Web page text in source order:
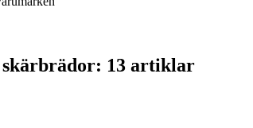
13 artiklar